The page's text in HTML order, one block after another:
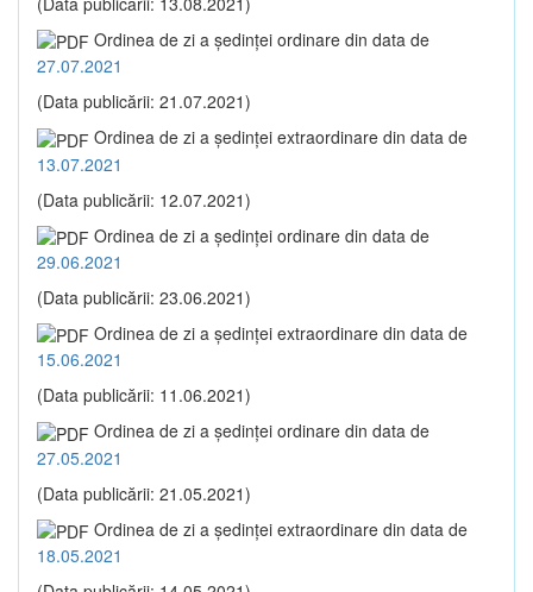
Ordinea de zi a şedinţei ordinare din data de
27.07.2021
(Data publicării: 21.07.2021)
Ordinea de zi a şedinţei extraordinare din data de
13.07.2021
(Data publicării: 12.07.2021)
Ordinea de zi a şedinţei ordinare din data de
29.06.2021
(Data publicării: 23.06.2021)
Ordinea de zi a şedinţei extraordinare din data de
15.06.2021
(Data publicării: 11.06.2021)
Ordinea de zi a şedinţei ordinare din data de
27.05.2021
(Data publicării: 21.05.2021)
Ordinea de zi a şedinţei extraordinare din data de
18.05.2021